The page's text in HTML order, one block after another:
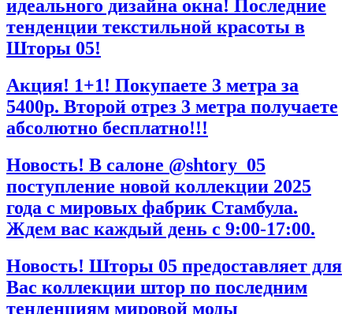
идеального дизайна окна! Последние
тенденции текстильной красоты в
Шторы 05!
Акция! 1+1! Покупаете 3 метра за
5400р. Второй отрез 3 метра получаете
абсолютно бесплатно!!!
Новость! В салоне @shtory_05
поступление новой коллекции 2025
года с мировых фабрик Стамбула.
Ждем вас каждый день с 9:00-17:00.
Новость! Шторы 05 предоставляет для
Вас коллекции штор по последним
тенденциям мировой моды